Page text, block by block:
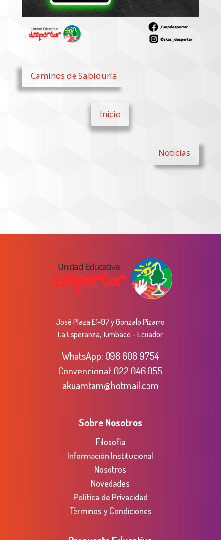
Caminos de Sabiduría
Inicio
Noticias
José Plaza E1-97 y Gonzalo Pizarro
La Esperanza, Tumbaco – Ecuador
WhatsApp: 098 608 9754
Convencional: 022 046 055
akuamtam@hotmail.com
Sobre Nosotros
Filosofía
Información Institucional
Nosotros
Novedades
Política de Privacidad
Términos y Condiciones